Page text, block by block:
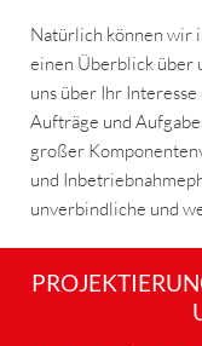
Natürlich können wir
einen Überblick über
uns über Ihr
Aufträge und
großer
und
unverbindliche und